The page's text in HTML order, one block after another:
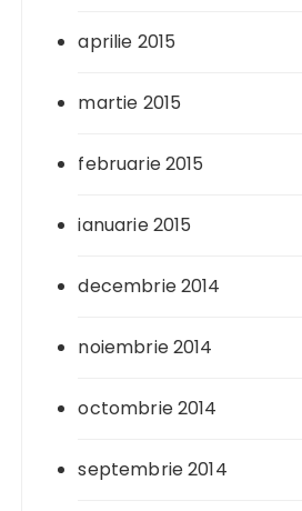
aprilie 2015
martie 2015
februarie 2015
ianuarie 2015
decembrie 2014
noiembrie 2014
octombrie 2014
septembrie 2014